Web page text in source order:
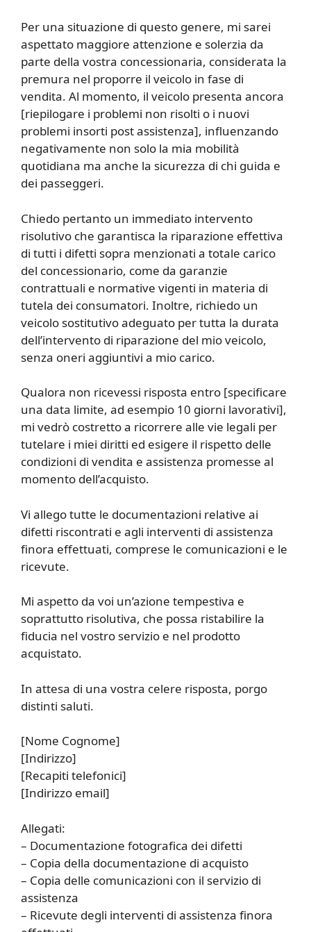
Per una situazione di questo genere, mi sarei
aspettato maggiore attenzione e solerzia da
parte della vostra concessionaria, considerata la
premura nel proporre il veicolo in fase di
vendita. Al momento, il veicolo presenta ancora
[riepilogare i problemi non risolti o i nuovi
problemi insorti post assistenza], influenzando
negativamente non solo la mia mobilità
quotidiana ma anche la sicurezza di chi guida e
dei passeggeri.
Chiedo pertanto un immediato intervento
risolutivo che garantisca la riparazione effettiva
di tutti i difetti sopra menzionati a totale carico
del concessionario, come da garanzie
contrattuali e normative vigenti in materia di
tutela dei consumatori. Inoltre, richiedo un
veicolo sostitutivo adeguato per tutta la durata
dell’intervento di riparazione del mio veicolo,
senza oneri aggiuntivi a mio carico.
Qualora non ricevessi risposta entro [specificare
una data limite, ad esempio 10 giorni lavorativi],
mi vedrò costretto a ricorrere alle vie legali per
tutelare i miei diritti ed esigere il rispetto delle
condizioni di vendita e assistenza promesse al
momento dell’acquisto.
Vi allego tutte le documentazioni relative ai
difetti riscontrati e agli interventi di assistenza
finora effettuati, comprese le comunicazioni e le
ricevute.
Mi aspetto da voi un’azione tempestiva e
soprattutto risolutiva, che possa ristabilire la
fiducia nel vostro servizio e nel prodotto
acquistato.
In attesa di una vostra celere risposta, porgo
distinti saluti.
[Nome Cognome]
[Indirizzo]
[Recapiti telefonici]
[Indirizzo email]
Allegati:
– Documentazione fotografica dei difetti
– Copia della documentazione di acquisto
– Copia delle comunicazioni con il servizio di
assistenza
– Ricevute degli interventi di assistenza finora